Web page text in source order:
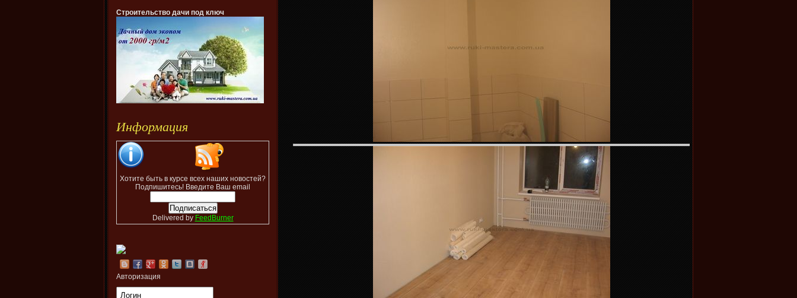
Строительство дачи под ключ
Информация
Хотите быть в курсе всех наших новостей?
Подпишитесь! Введите Ваш email
Delivered by FeedBurner
Авторизация